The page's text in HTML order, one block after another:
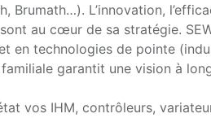
Brumath…). L’innovation,
au cœur de sa stratégie.
en technologies de pointe
garantit une vision à
vos IHM, contrôleurs,